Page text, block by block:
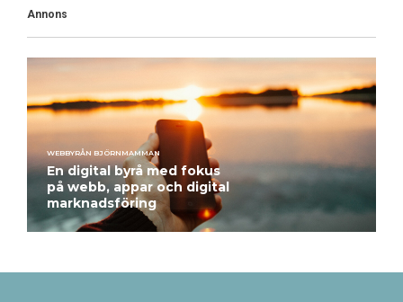
Annons
WEBBYRÅN BJÖRNMAMMAN
En digital byrå med fokus
på webb, appar och digital
marknadsföring